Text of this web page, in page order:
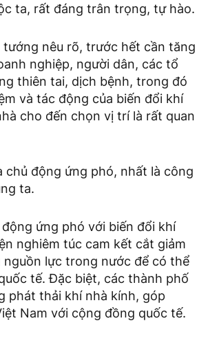
ta, rất đáng trân trọng, tự hào.
tướng nêu rõ, trước hết cần tăng
nghiệp, người dân, các tổ
thiên tai, dịch bệnh, trong đó
và tác động của biến đổi khí
cho đến chọn vị trí là rất quan
chủ động ứng phó, nhất là công
ta.
ứng phó với biến đổi khí
nghiêm túc cam kết cắt giảm
lực trong nước để có thể
tế. Đặc biệt, các thành phố
phát thải khí nhà kính, góp
Nam với cộng đồng quốc tế.